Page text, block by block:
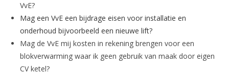
VvE?
Mag een VvE een bijdrage eisen voor installatie en
onderhoud bijvoorbeeld een nieuwe lift?
Mag de VvE mij kosten in rekening brengen voor een
blokverwarming waar ik geen gebruik van maak door eigen
CV ketel?